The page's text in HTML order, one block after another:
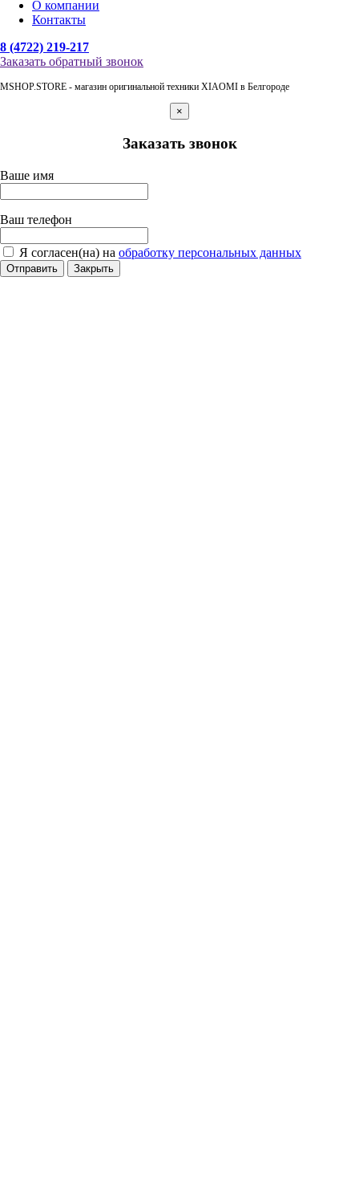
О компании
Контакты
8 (4722) 219-217
Заказать обратный звонок
MSHOP.STORE - магазин оригинальной техники XIAOMI в Белгороде
×
Заказать звонок
Ваше имя
Ваш телефон
Я согласен(на) на обработку персональных данных
Отправить Закрыть